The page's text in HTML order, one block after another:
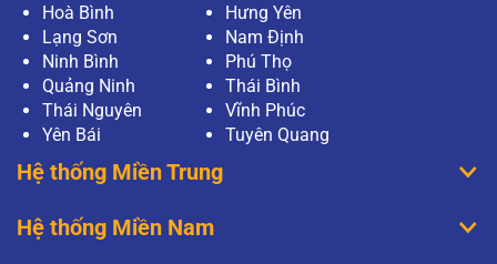
Hoà Bình
Hưng Yên
Lạng Sơn
Nam Định
Ninh Bình
Phú Thọ
Quảng Ninh
Thái Bình
Thái Nguyên
Vĩnh Phúc
Yên Bái
Tuyên Quang
Hệ thống Miền Trung
Hệ thống Miền Nam